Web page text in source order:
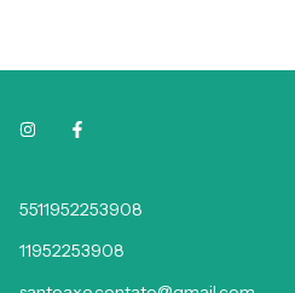
5511952253908
11952253908